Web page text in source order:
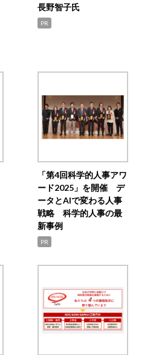
長野智子氏
PR
「第4回科学的人事アワ
ード2025」を開催 デ
ータとAIで変わる人事
戦略 科学的人事の最
新事例
PR